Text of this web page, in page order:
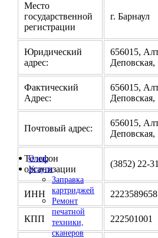
О нас
Услуги
Заправка
картриджей
Ремонт
печатной
техники,
сканеров
Место
государственной
регистрации
г. Барнаул
Юридический
адрес:
656015,
Фактический
Адрес:
656015,
Почтовый адрес:
656015,
Телефон
организации
(3852) 22-
ИНН 2223589658
КПП 222501001